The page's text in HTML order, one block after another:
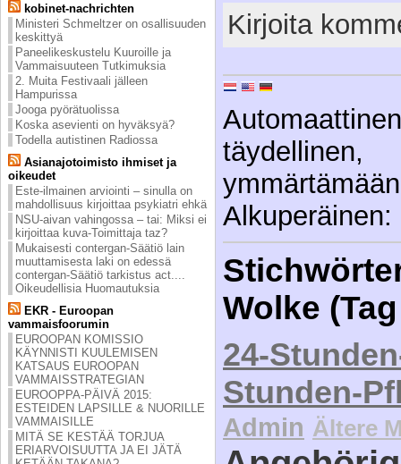
kobinet-nachrichten
Ministeri Schmeltzer on osallisuuden
keskittyä
Paneelikeskustelu Kuuroille ja
Vammaisuuteen Tutkimuksia
2. Muita Festivaali jälleen
Hampurissa
Jooga pyörätuolissa
Koska asevienti on hyväksyä?
Todella autistinen Radiossa
Asianajotoimisto ihmiset ja
oikeudet
Este-ilmainen arviointi – sinulla on
mahdollisuus kirjoittaa psykiatri ehkä
NSU-aivan vahingossa – tai: Miksi ei
kirjoittaa kuva-Toimittaja taz?
Mukaisesti contergan-Säätiö lain
muuttamisesta laki on edessä
contergan-Säätiö tarkistus act....
Oikeudellisia Huomautuksia
EKR - Euroopan
vammaisfoorumin
EUROOPAN KOMISSIO
KÄYNNISTI KUULEMISEN
KATSAUS EUROOPAN
VAMMAISSTRATEGIAN
EUROOPPA-PÄIVÄ 2015:
ESTEIDEN LAPSILLE & NUORILLE
VAMMAISILLE
MITÄ SE KESTÄÄ TORJUA
ERIARVOISUUTTA JA EI JÄTÄ
Kirjoita
Alkuperäinen:
Wolke
24-
Stunden-
Admin Ältere